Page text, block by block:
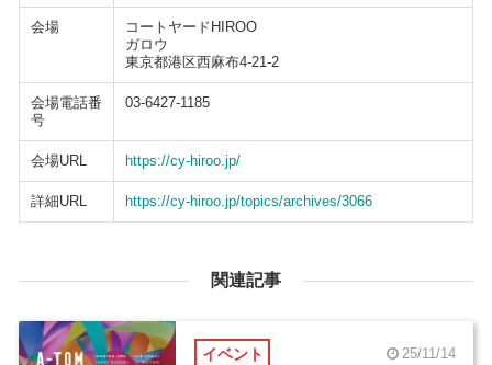
会場
コートヤードHIROO
ガロウ
東京都港区西麻布4-21-2
会場電話番
号
03-6427-1185
会場URL https://cy-hiroo.jp/
詳細URL https://cy-hiroo.jp/topics/archives/3066
関連記事
イベント 25/11/14